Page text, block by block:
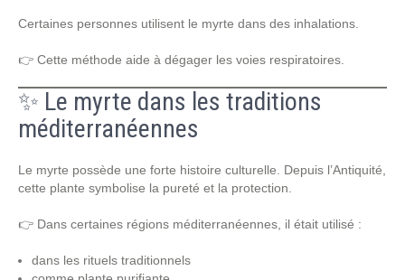
Certaines personnes utilisent le myrte dans des inhalations.
👉 Cette méthode aide à dégager les voies respiratoires.
✨ Le myrte dans les traditions
méditerranéennes
Le myrte possède une forte histoire culturelle. Depuis l’Antiquité,
cette plante symbolise la pureté et la protection.
👉 Dans certaines régions méditerranéennes, il était utilisé :
dans les rituels traditionnels